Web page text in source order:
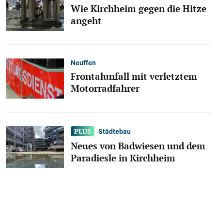
Wie Kirchheim gegen die Hitze
angeht
Neuffen
Frontalunfall mit verletztem
Motorradfahrer
Städtebau
Neues von Badwiesen und dem
Paradiesle in Kirchheim